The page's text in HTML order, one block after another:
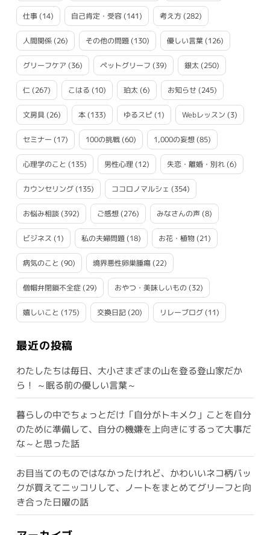
仕事(14) 自己肯定・受容(141) 考え方(282)
人間関係(26) その他の問題(130) 優しい言葉(126)
グリーフケア (36) ペットグリーフ (39) 銀太 (250)
仁(267) こはる (10) 珀太 (6) お知らせ (245)
文房具(26) 本(133) ゆるスピ(1) Webレッスン (3)
セミナー (17) 100の挑戦(60) 1,000の妄想(85)
心理学のこと (135) 男性心理(12) 失恋・離婚・別れ(6)
カウンセリング(135) ココロノマルシェ (354)
お悩み相談(392) ご感想(276) みなさんの声(8)
ビジネス (1) 私の夫婦問題(18) お花・植物(21)
病気のこと (90) 境界悪性卵巣腫瘍(22)
僧帽弁閉鎖不全症(29) おやつ・美味しいもの (32)
嬉しいこと (175) 交換日記(20) リレーブログ(11)
最近の投稿
わたしたちは毎日、大小さまざまの山を登る登山家だか
ら！ ～眠る前の優しい言葉～
暮らしの中でちょっとだけ「自分がトキメク」ことを自分
のために準備して、自分の機嫌を上向きにするって大事だ
な～と思った話
お目当てのものではなかったけれど、かわいいネコ柄バッ
クが買えてニッコリして、ノートをまとめてグリーフと向
き合った日曜の話